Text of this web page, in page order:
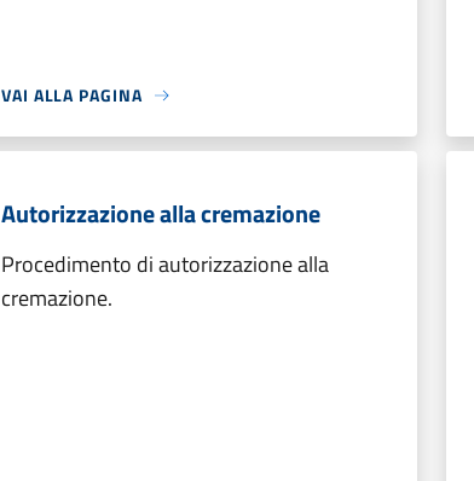
VAI ALLA PAGINA
Autorizzazione alla cremazione
Procedimento di autorizzazione alla
cremazione.